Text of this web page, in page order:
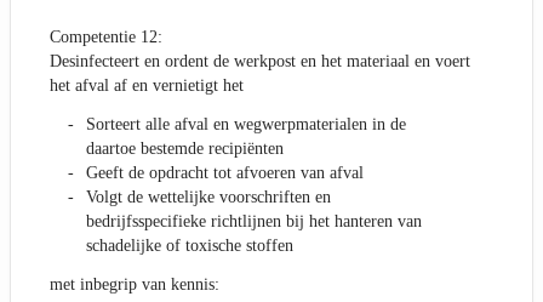
Competentie 12:
Desinfecteert en ordent de werkpost en het materiaal en voert
het afval af en vernietigt het
Sorteert alle afval en wegwerpmaterialen in de
daartoe bestemde recipiënten
Geeft de opdracht tot afvoeren van afval
Volgt de wettelijke voorschriften en
bedrijfsspecifieke richtlijnen bij het hanteren van
schadelijke of toxische stoffen
met inbegrip van kennis: